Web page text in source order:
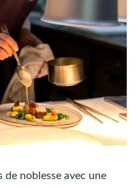
de noblesse avec une